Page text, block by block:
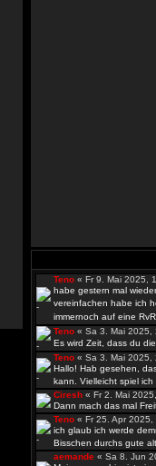
Teno « Fr 9. Mai 2025,
habe gestern mal
vereinfachen habe ich
immernoch auf eine
Teno « Sa 3. Mai 2025,
Es wird Zeit, dass du
Teno « Sa 3. Mai 2025,
Hallo! Hab gesehen,
kann. Vielleicht spiel
Ciresh « Fr 2. Mai
Dann mach das mal
Teno « Fr 25. Apr
ich glaub ich werde
Bisschen durchs gute
aemande « Sa 8. Jun